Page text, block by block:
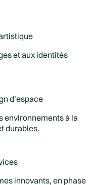
et aux identités
d’espace
environnements à la
durables.
innovants, en phase